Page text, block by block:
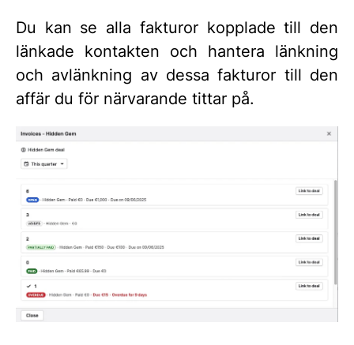
Du kan se alla fakturor kopplade till den
länkade kontakten och hantera länkning
och avlänkning av dessa fakturor till den
affär du för närvarande tittar på.